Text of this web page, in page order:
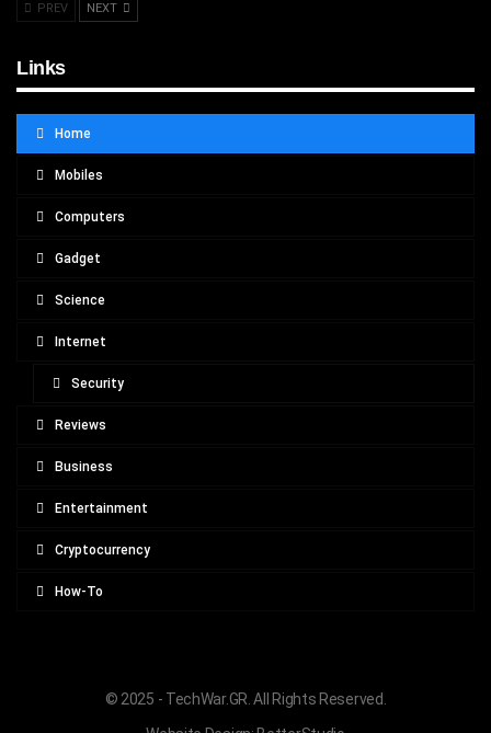
PREV NEXT
Links
Home
Mobiles
Computers
Gadget
Science
Internet
Security
Reviews
Business
Entertainment
Cryptocurrency
How-To
© 2025 - TechWar.GR. All Rights Reserved.